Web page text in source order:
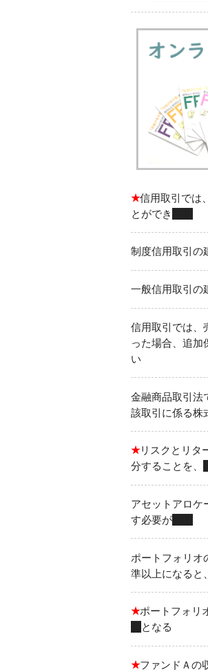
★信用取引では
とができ
制度信用取引の
一般信用取引の
信用取引では、
った場合、追加
い
金融商品取引法
該取引に係る株
★リスクとリタ
分することを、
アセットアロケ
す必要がある
ポートフォリオ
準以上になると
★ポートフォリ
となる
★ファンドＡの